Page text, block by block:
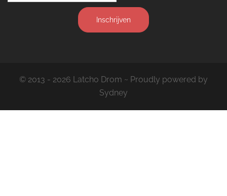
Inschrijven
© 2013 - 2026 Latcho Drom ~ Proudly powered by
Sydney